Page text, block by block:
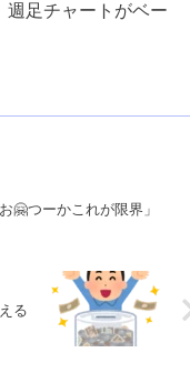
週足チャートがベー
🤗つーかこれが限界」
る